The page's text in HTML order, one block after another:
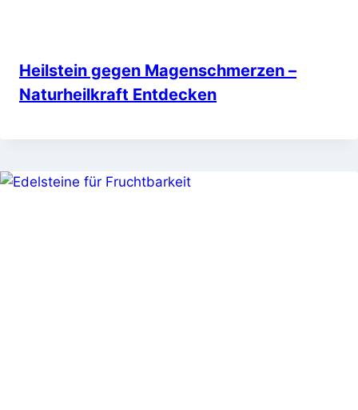
Heilstein gegen Magenschmerzen –
Naturheilkraft Entdecken